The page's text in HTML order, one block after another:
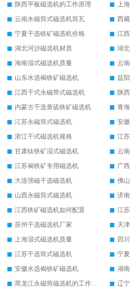
陕西平板磁选机的工作原理
上
云南永磁筒式磁选机筒瓦
西
宁夏干选铁矿磁选机价格
江
湖北河沙磁选机材质
湖
海南湿式磁选机质量
云
山东水选褐铁矿磁选机
益
江西干式永磁带式磁选机
陕
内蒙古干选黄硫铁矿磁选机
青
江苏永磁筒式磁选机
安
浙江干式磁选机规格
甘肃钛铁矿湿式磁选机
云
江苏褐铁矿专用磁选机
广
大连强磁干选磁选机
佛
山西永磁筒式磁选机
济
江西铁矿磁选机如何配置
江
苏州干选磁选机厂家
天
上海湿式磁选机质量
四
江苏干选筒式磁选机
宁
安徽水选褐铁矿磁选机
湖
黑龙江永磁筒磁选机的工作原理